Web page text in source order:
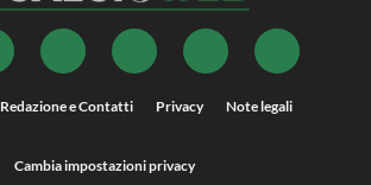
Redazione e Contatti Privacy Note legali
Cambia impostazioni privacy